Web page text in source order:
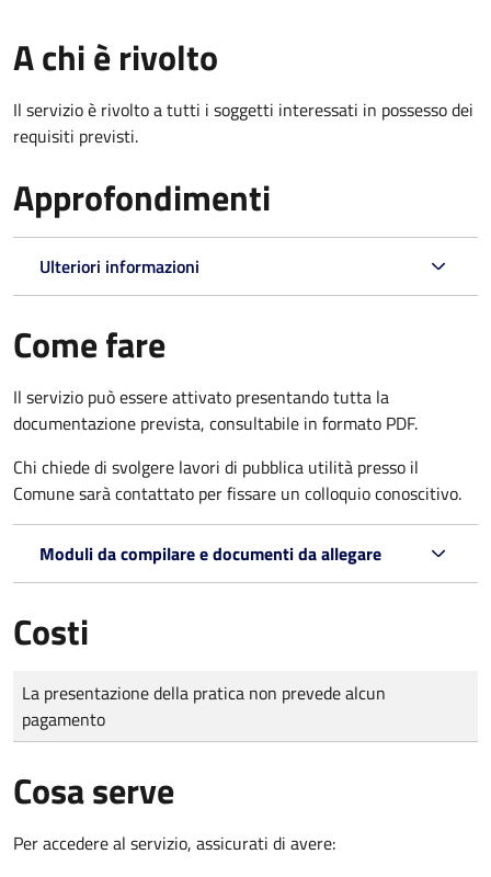
A chi è rivolto
Il servizio è rivolto a tutti i soggetti interessati in possesso dei
requisiti previsti.
Approfondimenti
Ulteriori informazioni
Come fare
Il servizio può essere attivato presentando tutta la
documentazione prevista, consultabile in formato PDF.
Chi chiede di svolgere lavori di pubblica utilità presso il
Comune sarà contattato per fissare un colloquio conoscitivo.
Moduli da compilare e documenti da allegare
Costi
Tipo di pagamento
Importo
La presentazione della pratica non prevede alcun
pagamento
Cosa serve
Per accedere al servizio, assicurati di avere: